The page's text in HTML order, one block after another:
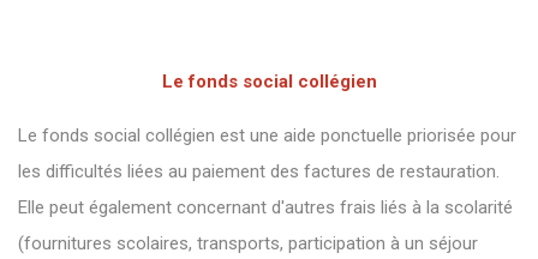
Le fonds social collégien
Le fonds social collégien est une aide ponctuelle priorisée pour
les difficultés liées au paiement des factures de restauration.
Elle peut également concernant d'autres frais liés à la scolarité
(fournitures scolaires, transports, participation à un séjour